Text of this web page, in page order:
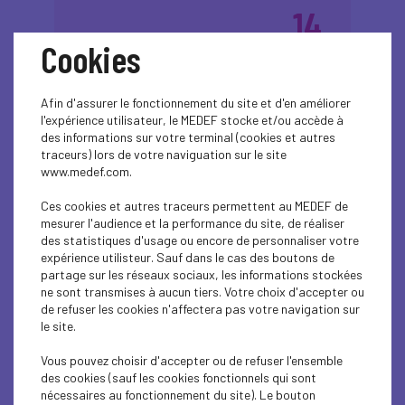
14
Inspirons les filles
transformer les
métiers demain !
13
avr.
2026
Lundi de la
Cookies
Afin d'assurer le fonctionnement du site et d'en améliorer
l'expérience utilisateur, le MEDEF stocke et/ou accède à
des informations sur votre terminal (cookies et autres
traceurs) lors de votre naviguation sur le site
www.medef.com.
Ces cookies et autres traceurs permettent au MEDEF de
mesurer l'audience et la performance du site, de réaliser
des statistiques d'usage ou encore de personnaliser votre
expérience utilisteur. Sauf dans le cas des boutons de
partage sur les réseaux sociaux, les informations stockées
ne sont transmises à aucun tiers. Votre choix d'accepter ou
de refuser les cookies n'affectera pas votre navigation sur
le site.
Vous pouvez choisir d'accepter ou de refuser l'ensemble
des cookies (sauf les cookies fonctionnels qui sont
nécessaires au fonctionnement du site). Le bouton